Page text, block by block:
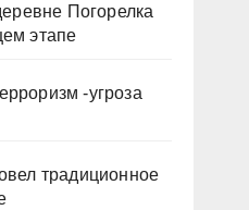
Погорелка
этапе
-угроза
традиционное